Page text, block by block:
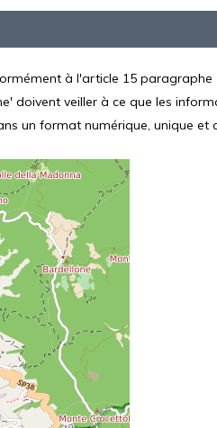
à l'article 15 paragraphe
doivent veiller à ce que les
un format numérique, unique et